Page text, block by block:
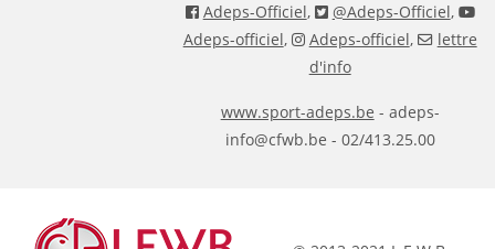
Adeps-Officiel, @Adeps-Officiel,
Adeps-officiel, Adeps-officiel,
lettre
d'info
www.sport-adeps.be - adeps-
info@cfwb.be - 02/413.25.00